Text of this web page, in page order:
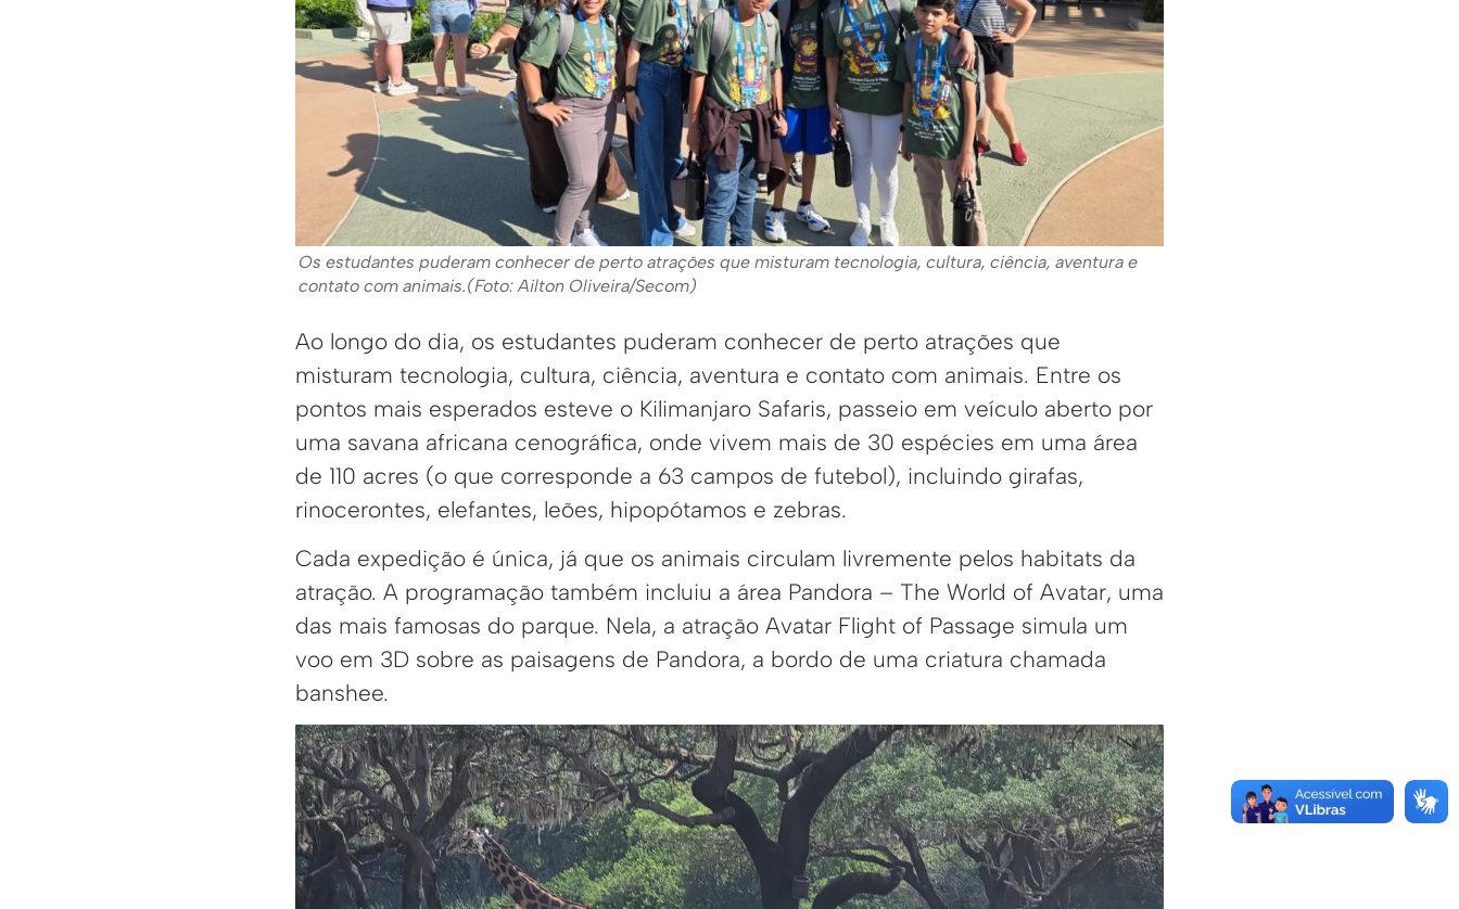
Os estudantes puderam conhecer de perto atrações que misturam tecnologia, cultura, ciência, aventura e
contato com animais.(Foto: Ailton Oliveira/Secom)
Ao longo do dia, os estudantes puderam conhecer de perto atrações que
misturam tecnologia, cultura, ciência, aventura e contato com animais. Entre os
pontos mais esperados esteve o Kilimanjaro Safaris, passeio em veículo aberto por
uma savana africana cenográfica, onde vivem mais de 30 espécies em uma área
de 110 acres (o que corresponde a 63 campos de futebol), incluindo girafas,
rinocerontes, elefantes, leões, hipopótamos e zebras.
Cada expedição é única, já que os animais circulam livremente pelos habitats da
atração. A programação também incluiu a área Pandora – The World of Avatar, uma
das mais famosas do parque. Nela, a atração Avatar Flight of Passage simula um
voo em 3D sobre as paisagens de Pandora, a bordo de uma criatura chamada
banshee.